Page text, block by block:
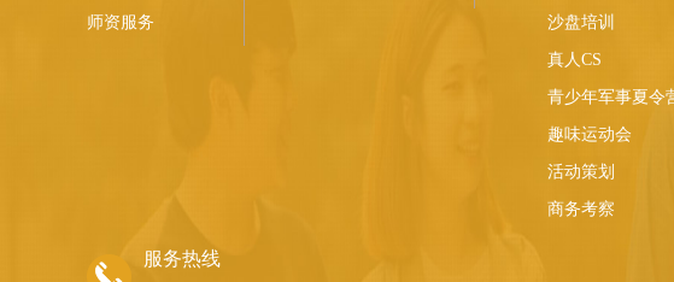
师资服务 沙盘培训
真人CS
青少年军事夏令
趣味运动会
活动策划
商务考察
服务热线